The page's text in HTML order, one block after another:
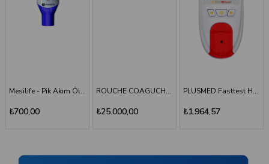
ROUCHE COAGUCHEK XS SYSTEM INR Ölçüm Cihazı
₺25.000,00
PLUSMED Fasttest HBlyzer Hemoglobin Ölçüm Cihazı
₺1.964,57
TÜKENDI
Plusmed - Fasttest Hblyzer Hemoglobin Ölçüm Stripi 50
₺701,64